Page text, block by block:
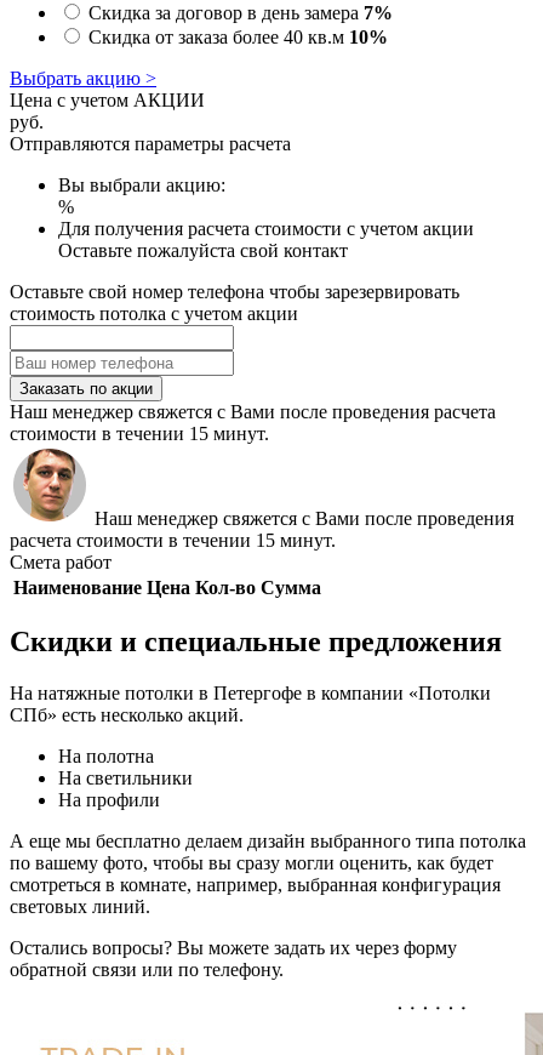
Скидка за договор в день замера 7%
Скидка от заказа более 40 кв.м 10%
Выбрать акцию >
Цена с учетом АКЦИИ
руб.
Отправляются параметры расчета
Вы выбрали акцию:
%
Для получения расчета стоимости с учетом акции
Оставьте пожалуйста свой контакт
Оставьте свой номер телефона чтобы зарезервировать
стоимость потолка с учетом акции
Заказать по акции
Наш менеджер свяжется с Вами после проведения расчета
стоимости в течении 15 минут.
Наш менеджер свяжется с Вами после проведения
расчета стоимости в течении 15 минут.
Смета работ
Наименование Цена Кол-во Сумма
Скидки и специальные предложения
На натяжные потолки в Петергофе в компании «Потолки
СПб» есть несколько акций.
На полотна
На светильники
На профили
А еще мы бесплатно делаем дизайн выбранного типа потолка
по вашему фото, чтобы вы сразу могли оценить, как будет
смотреться в комнате, например, выбранная конфигурация
световых линий.
Остались вопросы? Вы можете задать их через форму
обратной связи или по телефону.